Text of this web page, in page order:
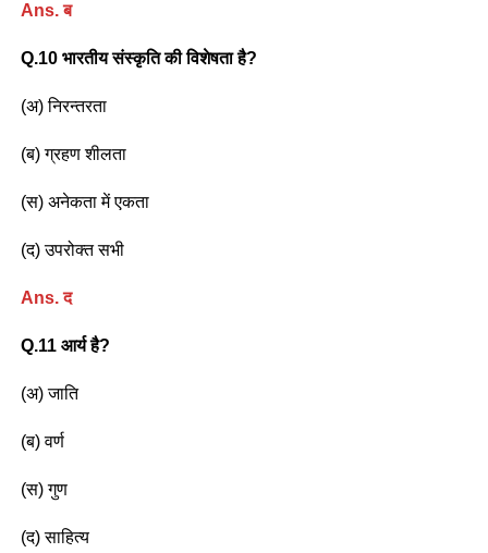
Ans. ब
Q.10 भारतीय संस्कृति की विशेषता है?
(अ) निरन्तरता
(ब) ग्रहण शीलता
(स) अनेकता में एकता
(द) उपरोक्त सभी
Ans. द
Q.11 आर्य है?
(अ) जाति
(ब) वर्ण
(स) गुण
(द) साहित्य